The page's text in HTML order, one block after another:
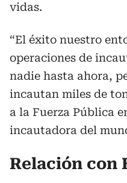
vidas.
“El éxito nuestro
operaciones de
nadie hasta ahora,
incautan miles de
a la Fuerza Pública
incautadora del
Relación con